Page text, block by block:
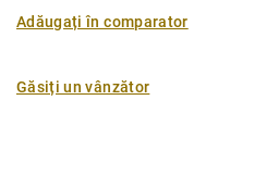
Adăugați în comparator
Găsiți un vânzător